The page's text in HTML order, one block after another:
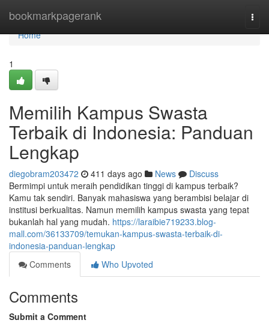
bookmarkpagerank
Home
Home
1
Memilih Kampus Swasta
Terbaik di Indonesia: Panduan
Lengkap
diegobram203472 411 days ago News
Discuss
Bermimpi untuk meraih pendidikan tinggi di kampus terbaik?
Kamu tak sendiri. Banyak mahasiswa yang berambisi belajar di
institusi berkualitas. Namun memilih kampus swasta yang tepat
bukanlah hal yang mudah. https://laraibie719233.blog-
mall.com/36133709/temukan-kampus-swasta-terbaik-di-
indonesia-panduan-lengkap
Comments
Who Upvoted
Comments
Submit a Comment